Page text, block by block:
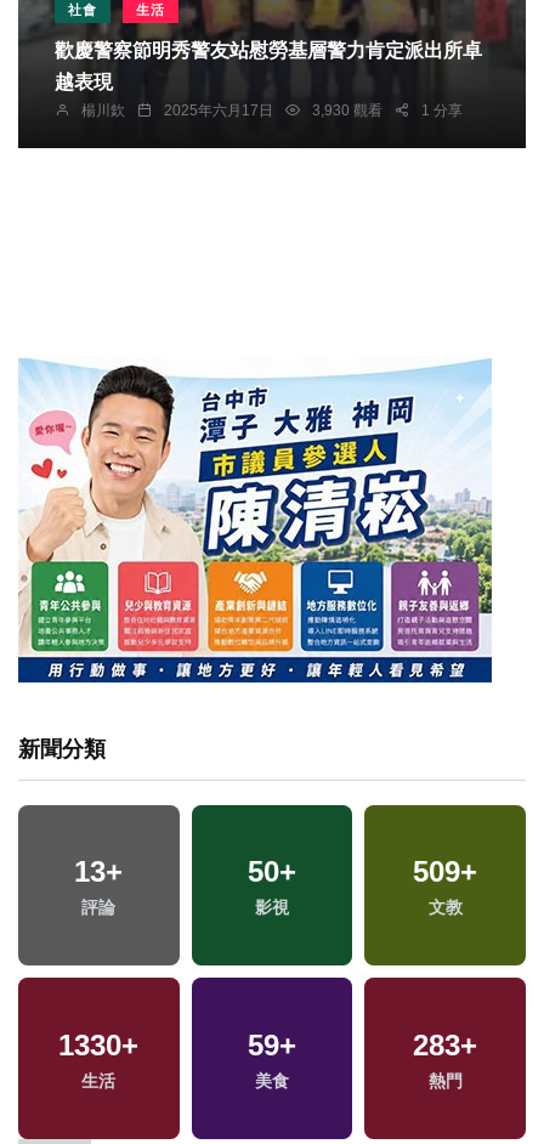
社會 生活
歡慶警察節明秀警友站慰勞基層警力肯定派出所卓
越表現
楊川欽 2025年六月17日 3,930 觀看 1 分享
新聞分類
13+
評論
50+
影視
509+
文教
1330+
生活
59+
美食
283+
熱門